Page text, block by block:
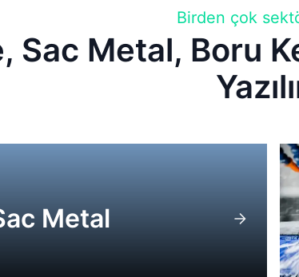
Birden çok
Sac Metal, Boru
Metal